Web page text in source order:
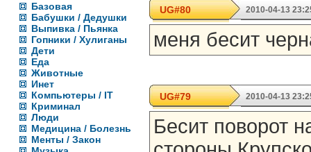
Базовая
Бабушки / Дедушки
Выпивка / Пьянка
Гопники / Хулиганы
Дети
Еда
Животные
Инет
Компьютеры / IT
Криминал
Люди
Медицина / Болезнь
Менты / Закон
UG#80 2010-04-13
меня бесит
UG#79 2010-04-13
Бесит поворот